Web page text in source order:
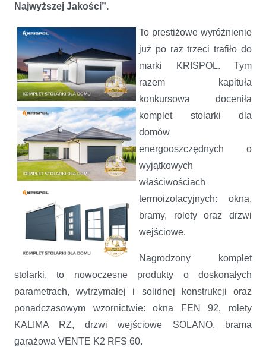
Najwyższej Jakości”.
To prestiżowe wyróżnienie
już po raz trzeci trafiło do
marki KRISPOL. Tym
razem kapituła
konkursowa doceniła
komplet stolarki dla
domów
energooszczędnych o
wyjątkowych
właściwościach
termoizolacyjnych: okna,
bramy, rolety oraz drzwi
wejściowe.
Nagrodzony komplet
stolarki, to nowoczesne produkty o doskonałych
parametrach, wytrzymałej i solidnej konstrukcji oraz
ponadczasowym wzornictwie: okna FEN 92, rolety
KALIMA RZ, drzwi wejściowe SOLANO, brama
garażowa VENTE K2 RFS 60.